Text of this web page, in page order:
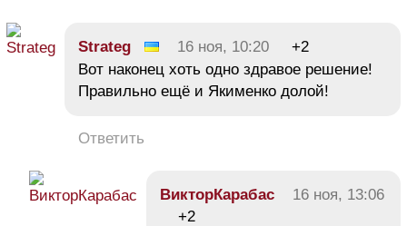
Strateg 16 ноя, 10:20
+2
Вот наконец хоть одно здравое решение!
Правильно ещё и Якименко долой!
Ответить
ВикторКарабас
16 ноя, 13:06
+2